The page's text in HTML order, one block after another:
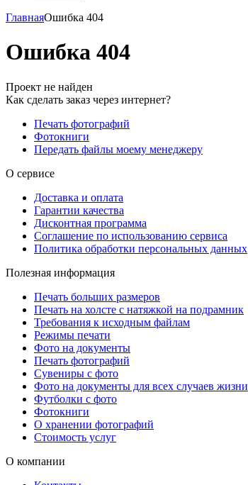
ГлавнаяОшибка 404
Ошибка 404
Проект не найден
Как сделать заказ через интернет?
Печать фотографий
Фотокниги
Передать файлы моему менеджеру
О сервисе
Доставка и оплата
Гарантии качества
Дисконтная программа
Соглашение по использованию сервиса
Политика обработки персональных данных
Полезная информация
Печать больших размеров
Печать на холсте c натяжкой на подрамник
Требования к исходным файлам
Режимы печати
Фото на документы
Печать фотографий
Сувениры с фото
Фото на документы для всех случаев жизни
Футболки с фото
Фотокниги
О хранении фотографий
Стоимость услуг
О компании